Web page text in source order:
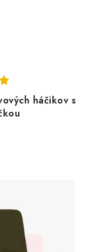
háčikov s